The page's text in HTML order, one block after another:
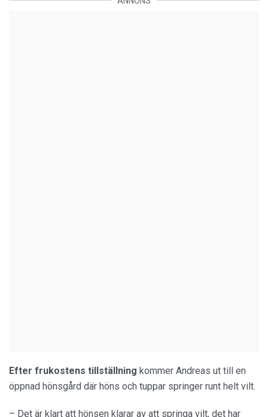
Efter frukostens tillställning kommer Andreas ut till en
öppnad hönsgård där höns och tuppar springer runt helt vilt.
– Det är klart att hönsen klarar av att springa vilt, det har